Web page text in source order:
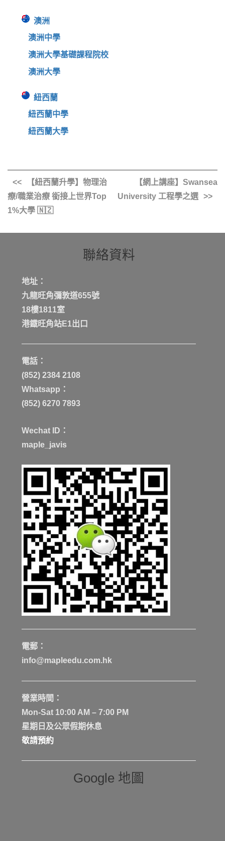
澳洲
澳洲中學
澳洲大學基礎課程院校
澳洲大學
紐西蘭
紐西蘭中學
紐西蘭大學
【紐西蘭升學】物理治
療/職業治療 銜接上世界Top
1%大學 🇳🇿
【網上講座】Swansea
University 工程學之選
聯絡資料
地址：
九龍旺角彌敦道655號
18樓1811室
港鐡旺角站E1出口
電話：
(852) 2384 2108
Whatsapp：
(852) 6270 7893
Wechat ID：
maple_javis
電郵：
info@mapleedu.com.hk
營業時間：
Mon-Sat 10:00 AM – 7:00 PM
星期日及公眾假期休息
敬請預約
Google 地圖